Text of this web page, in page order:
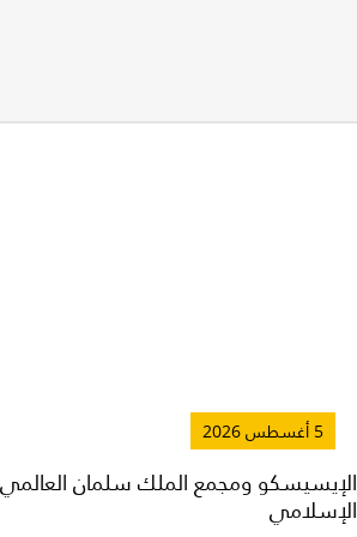
غير راض
5 أغسطس 2026
الإيسيسكو ومجمع الملك سلمان العالمي
الإسلامي